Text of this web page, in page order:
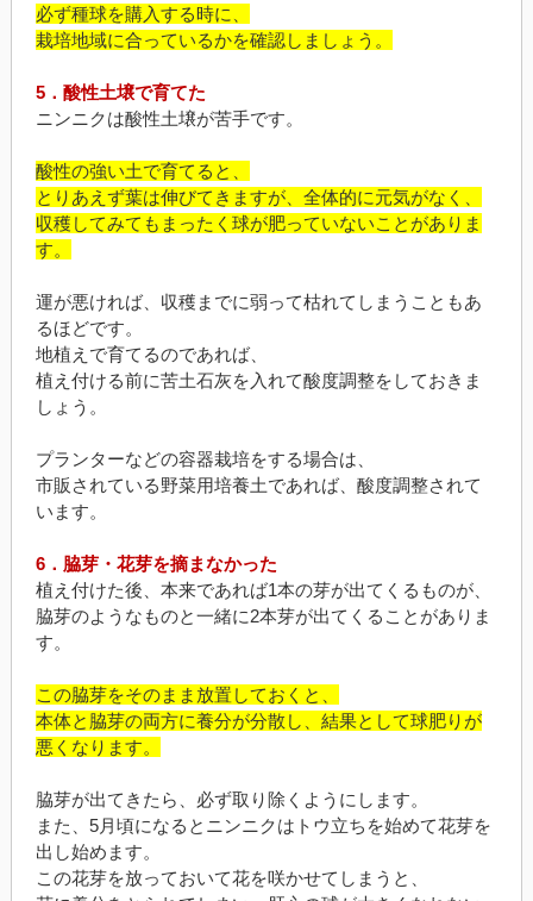
必ず種球を購入する時に、
栽培地域に合っているかを確認しましょう。
5．酸性土壌で育てた
ニンニクは酸性土壌が苦手です。
酸性の強い土で育てると、
とりあえず葉は伸びてきますが、全体的に元気がなく、
収穫してみてもまったく球が肥っていないことがありま
す。
運が悪ければ、収穫までに弱って枯れてしまうこともあ
るほどです。
地植えで育てるのであれば、
植え付ける前に苦土石灰を入れて酸度調整をしておきま
しょう。
プランターなどの容器栽培をする場合は、
市販されている野菜用培養土であれば、酸度調整されて
います。
6．脇芽・花芽を摘まなかった
植え付けた後、本来であれば1本の芽が出てくるものが、
脇芽のようなものと一緒に2本芽が出てくることがありま
す。
この脇芽をそのまま放置しておくと、
本体と脇芽の両方に養分が分散し、結果として球肥りが
悪くなります。
脇芽が出てきたら、必ず取り除くようにします。
また、5月頃になるとニンニクはトウ立ちを始めて花芽を
出し始めます。
この花芽を放っておいて花を咲かせてしまうと、